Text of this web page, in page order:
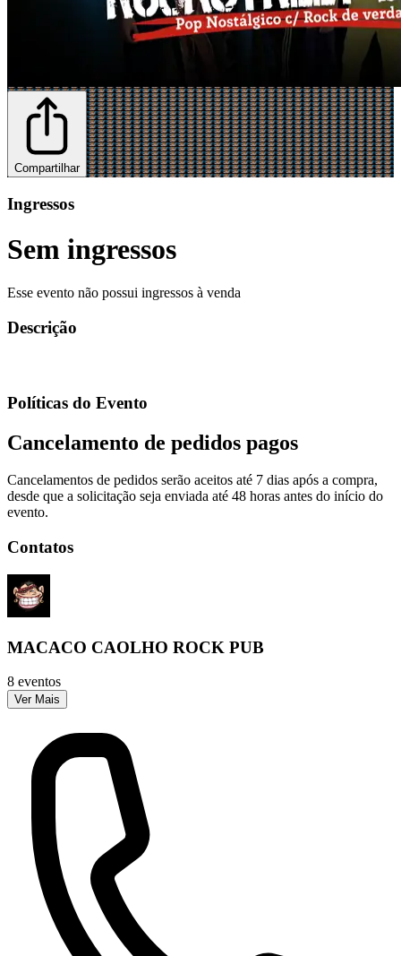
Compartilhar
Ingressos
Sem ingressos
Esse evento não possui ingressos à venda
Descrição
Políticas do Evento
Cancelamento de pedidos pagos
Cancelamentos de pedidos serão aceitos até 7 dias após a compra,
desde que a solicitação seja enviada até 48 horas antes do início do
evento.
Contatos
MACACO CAOLHO ROCK PUB
8 eventos
Ver Mais